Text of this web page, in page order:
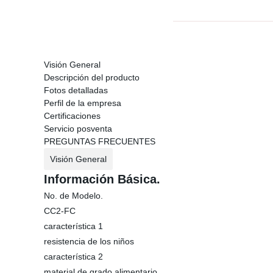
Visión General
Descripción del producto
Fotos detalladas
Perfil de la empresa
Certificaciones
Servicio posventa
PREGUNTAS FRECUENTES
Visión General
Información Básica.
No. de Modelo.
CC2-FC
característica 1
resistencia de los niños
característica 2